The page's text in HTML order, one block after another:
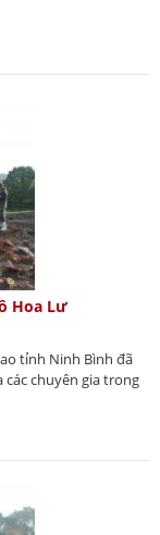
Hoa Lư
tỉnh Ninh Bình đã
chuyên gia trong